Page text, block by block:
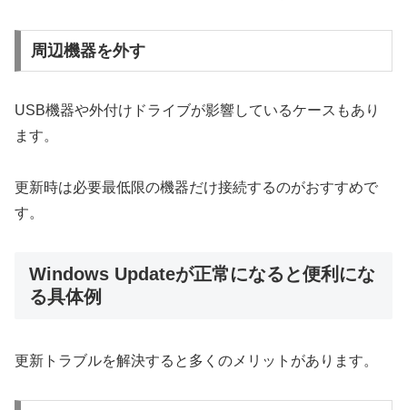
周辺機器を外す
USB機器や外付けドライブが影響しているケースもあり
ます。
更新時は必要最低限の機器だけ接続するのがおすすめで
す。
Windows Updateが正常になると便利にな
る具体例
更新トラブルを解決すると多くのメリットがあります。